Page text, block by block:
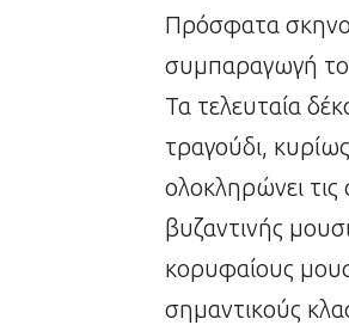
Πρόσφατα
συμπαραγωγή
Τα τελευταία
τραγούδι,
ολοκληρώνει
βυζαντινής
κορυφαίους
σημαντικούς